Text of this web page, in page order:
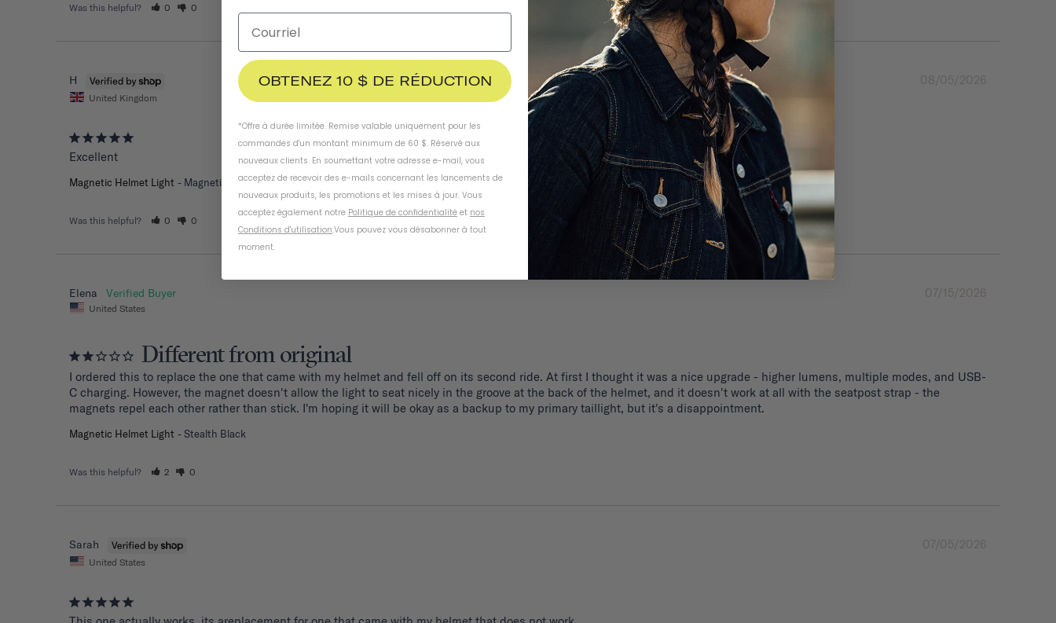
Was this helpful? 0 0
08/05/2026
H
United Kingdom
Excellent
Magnetic Helmet Light Magnetic Helmet Light
Was this helpful? 0 0
07/15/2026
Elena
United States
Different from original
I ordered this to replace the one that came with my helmet and fell off on its second ride. At first I thought it was a nice upgrade - higher lumens, multiple modes, and USB-
C charging. However, the magnet doesn't allow the light to seat nicely in the groove at the back of the helmet, and it doesn't work at all with the seatpost strap - the
magnets repel each other rather than stick. I'm hoping it will be okay as a backup to my primary taillight, but it's a disappointment.
Magnetic Helmet Light Stealth Black
Was this helpful? 2 0
07/05/2026
Sarah
United States
OBTENEZ 10 $ DE RÉDUCTION
*Offre à durée limitée. Remise valable uniquement pour les
commandes d'un montant minimum de 60 $. Réservé aux
nouveaux clients. En soumettant votre adresse e-mail, vous
acceptez de recevoir des e-mails concernant les lancements de
nouveaux produits, les promotions et les mises à jour. Vous
acceptez également notre Politique de confidentialité et nos
Conditions d'utilisation.Vous pouvez vous désabonner à tout
moment.